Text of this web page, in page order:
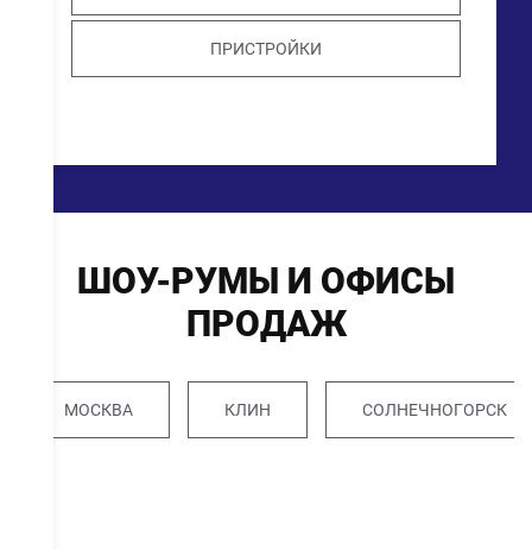
ПРИСТРОЙКИ
ШОУ-РУМЫ И ОФИСЫ
ПРОДАЖ
МОСКВА КЛИН СОЛНЕЧНОГОРСК